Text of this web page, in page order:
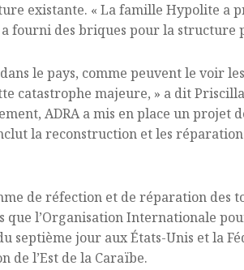
existante. « La famille Hypolite a
fourni des briques pour la structure
le pays, comme peuvent le voir
catastrophe majeure, » a dit
ADRA a mis en place un projet
la reconstruction et les
de réfection et de réparation des
que l’Organisation Internationale
septième jour aux États-Unis et la
de l’Est de la Caraïbe.